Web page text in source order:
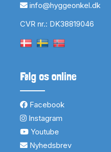
info@hyggeonkel.dk
CVR nr.: DK38819046
Følg os online
Facebook
Instagram
Youtube
Nyhedsbrev